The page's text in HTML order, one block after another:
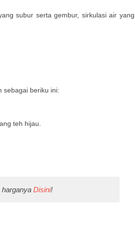
subur serta gembur, sirkulasi air yang
sebagai beriku ini:
teh hijau.
harganyaDisini!